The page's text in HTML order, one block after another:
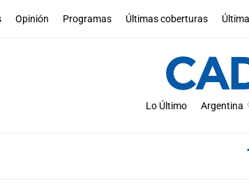
Opinión Programas Últimas coberturas
Lo Último Argentina